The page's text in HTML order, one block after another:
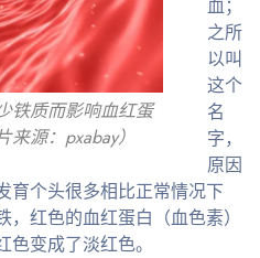
铁质而影响血红蛋
源：pxabay）
血；
之所
以叫
这个
名
字，
原因
育个头很多相比正常情况下
红色的血红蛋白（血色素）
变成了淡红色。